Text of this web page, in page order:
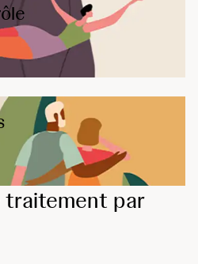
traitement par